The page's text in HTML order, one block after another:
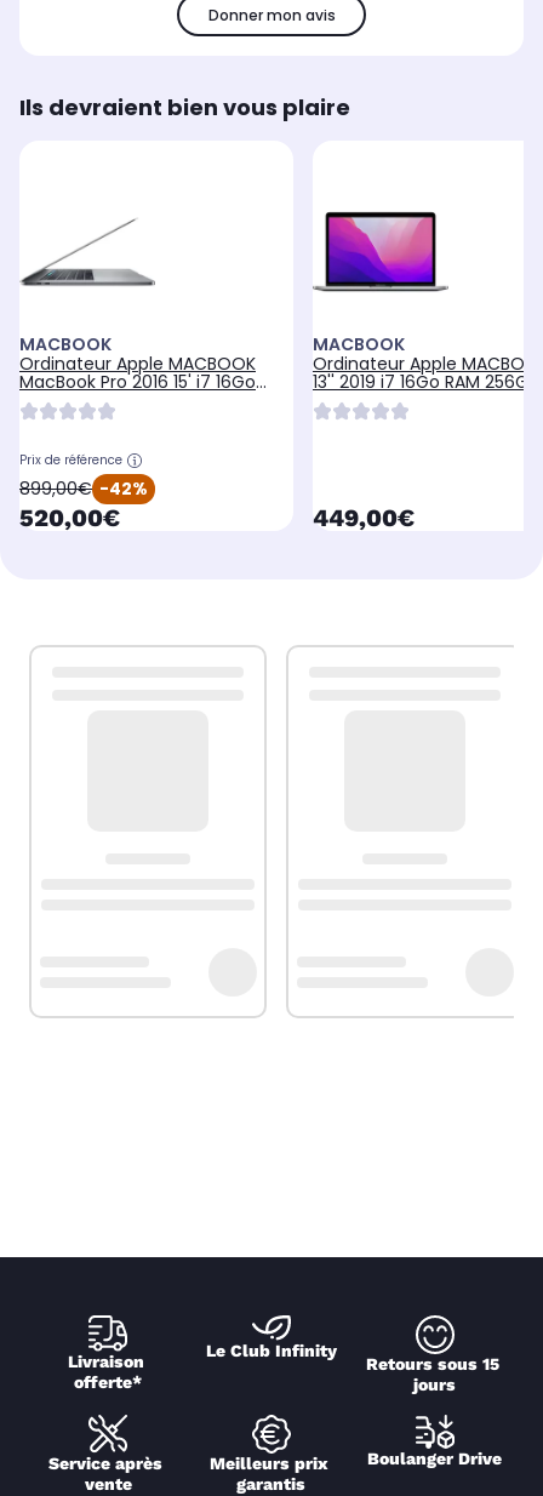
Donner mon avis
Ils devraient bien vous plaire
MACBOOK
Ordinateur Apple MACBOOK
MacBook Pro 2016 15' i7 16Go
256SSD
Prix de référence
oldPrice
899,00€ -42%
currentPrice
520,00€
MACBOOK
Ordinateur Apple
13'' 2019 i7 16Go RAM 256Go
GS.
currentPrice
449,00€
Livraison
offerte*
Le Club Infinity
Retours sous 15
jours
Service après
vente
Meilleurs prix
garantis
Boulanger Drive